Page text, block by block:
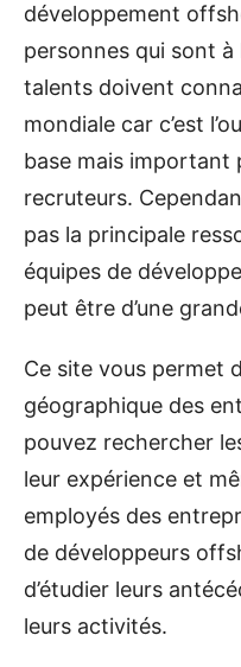
développement
personnes qui sont
talents doivent
mondiale car c’est
base mais important
recruteurs.
pas la principale
équipes de
peut être d’une
Ce site vous permet
géographique des
pouvez rechercher
leur expérience et
employés des
de développeurs
d’étudier leurs
leurs activités.